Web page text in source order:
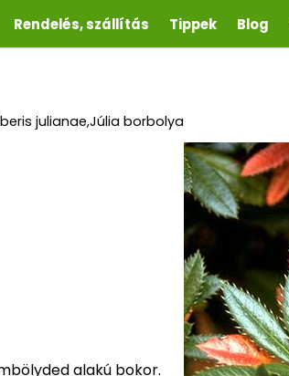
Rendelés, szállítás Tippek Blog
julianae,Júlia borbolya
alakú bokor.